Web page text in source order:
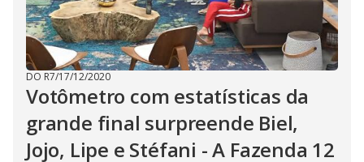
DO R7/17/12/2020
Votômetro com estatísticas da
grande final surpreende Biel,
Jojo, Lipe e Stéfani - A Fazenda 12